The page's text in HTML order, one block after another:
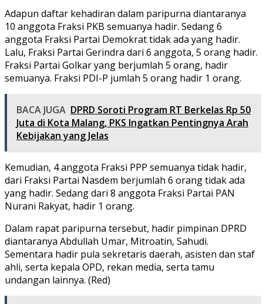
Adapun daftar kehadiran dalam paripurna diantaranya
10 anggota Fraksi PKB semuanya hadir. Sedang 6
anggota Fraksi Partai Demokrat tidak ada yang hadir.
Lalu, Fraksi Partai Gerindra dari 6 anggota, 5 orang hadir.
Fraksi Partai Golkar yang berjumlah 5 orang, hadir
semuanya. Fraksi PDI-P jumlah 5 orang hadir 1 orang.
BACA JUGA DPRD Soroti Program RT Berkelas Rp 50
Juta di Kota Malang, PKS Ingatkan Pentingnya Arah
Kebijakan yang Jelas
Kemudian, 4 anggota Fraksi PPP semuanya tidak hadir,
dari Fraksi Partai Nasdem berjumlah 6 orang tidak ada
yang hadir. Sedang dari 8 anggota Fraksi Partai PAN
Nurani Rakyat, hadir 1 orang.
Dalam rapat paripurna tersebut, hadir pimpinan DPRD
diantaranya Abdullah Umar, Mitroatin, Sahudi.
Sementara hadir pula sekretaris daerah, asisten dan staf
ahli, serta kepala OPD, rekan media, serta tamu
undangan lainnya. (Red)